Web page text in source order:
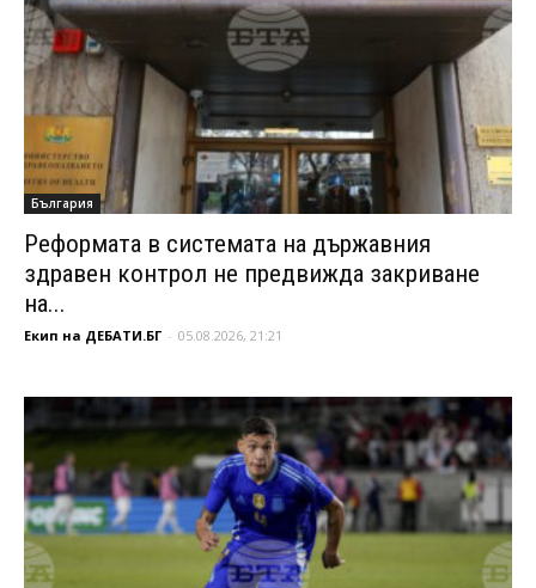
България
Реформата в системата на държавния
здравен контрол не предвижда закриване
на...
Екип на ДЕБАТИ.БГ - 05.08.2026, 21:21